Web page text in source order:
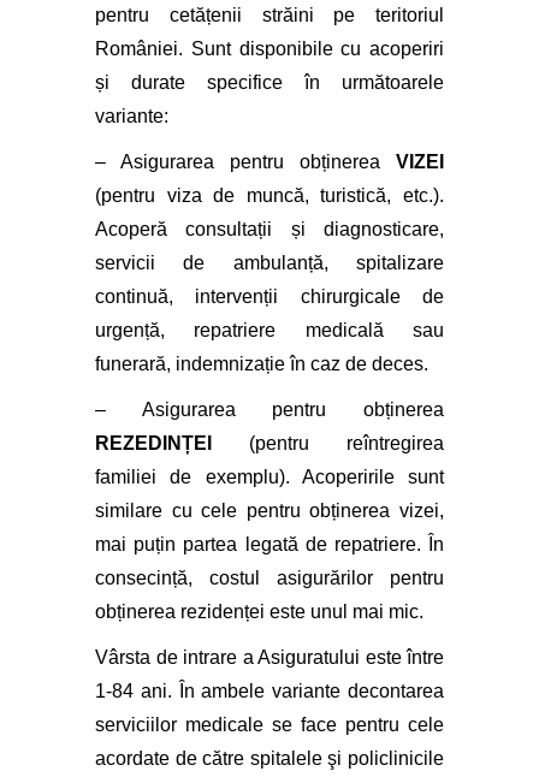
pentru cetățenii străini pe teritoriul
României. Sunt disponibile cu acoperiri
și durate specifice în următoarele
variante:
– Asigurarea pentru obținerea VIZEI
(pentru viza de muncă, turistică, etc.).
Acoperă consultații și diagnosticare,
servicii de ambulanță, spitalizare
continuă, intervenții chirurgicale de
urgență, repatriere medicală sau
funerară, indemnizație în caz de deces.
– Asigurarea pentru obținerea
REZEDINȚEI
(pentru reîntregirea
familiei de exemplu). Acoperirile sunt
similare cu cele pentru obținerea vizei,
mai puțin partea legată de repatriere. În
consecință, costul asigurărilor pentru
obținerea rezidenței este unul mai mic.
Vârsta de intrare a Asiguratului este între
1-84 ani. În ambele variante decontarea
serviciilor medicale se face pentru cele
acordate de către spitalele şi policlinicile